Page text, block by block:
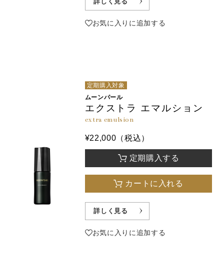
お気に入りに追加する
定期購入対象
ムーンパール
エクストラ エマルション
extra emulsion
¥22,000（税込）
定期購入する
カートに入れる
詳しく見る
お気に入りに追加する